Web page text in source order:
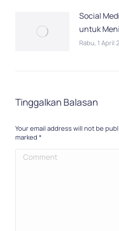
Social
untuk
Rabu, 1 April
Tinggalkan Balasan
Your email address will not be
marked*
Comment